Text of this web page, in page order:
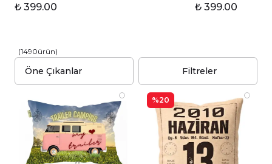
₺ 399.00
₺ 399.00
(1490ürün)
Filtreler
%20